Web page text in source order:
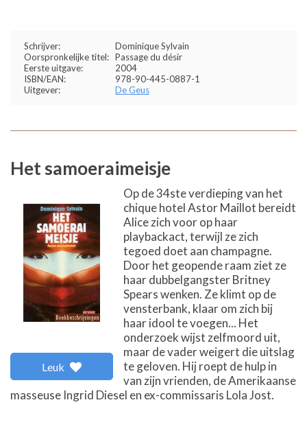
Schrijver:
Dominique Sylvain
Oorspronkelijke titel: Passage du désir
Eerste uitgave:
2004
ISBN/EAN:
978-90-445-0887-1
Uitgever:
De Geus
Het samoeraimeisje
Leuk
Op de 34ste verdieping van het
chique hotel Astor Maillot bereidt
Alice zich voor op haar
playbackact, terwijl ze zich
tegoed doet aan champagne.
Door het geopende raam ziet ze
haar dubbelgangster Britney
Spears wenken. Ze klimt op de
vensterbank, klaar om zich bij
haar idool te voegen... Het
onderzoek wijst zelfmoord uit,
maar de vader weigert die uitslag
te geloven. Hij roept de hulp in
van zijn vrienden, de Amerikaanse
masseuse Ingrid Diesel en ex-commissaris Lola Jost.